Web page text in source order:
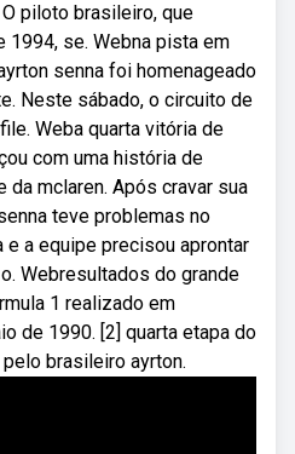
piloto brasileiro, que
1994, se. Webna pista em
senna foi homenageado
Neste sábado, o circuito de
Weba quarta vitória de
com uma história de
da mclaren. Após cravar sua
teve problemas no
e a equipe precisou aprontar
Webresultados do grande
1 realizado em
de 1990. [2] quarta etapa do
brasileiro ayrton.